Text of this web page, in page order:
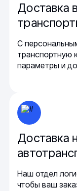
Доставка
С
транспортную
параметры и
Доставка
Наш отдел
чтобы ваш